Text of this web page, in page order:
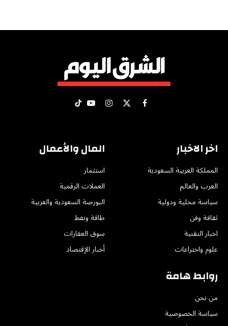
فيسبوك
X الانستغراميوتيوبتيكتوك
اخر الاخبار
المملكة العربية السعودية
العرب والعالم
سياسة محلية ودولية
ثقافة وفن
اخبار التقنية
علوم واختراعات
المال والأعمال
استثمار
العملات الرقمية
البورصة السعودية والعربية
طاقة ونفط
سوق العقارات
أخبار الإقتصاد
روابط هامة
من نحن
سياسة الخصوصية